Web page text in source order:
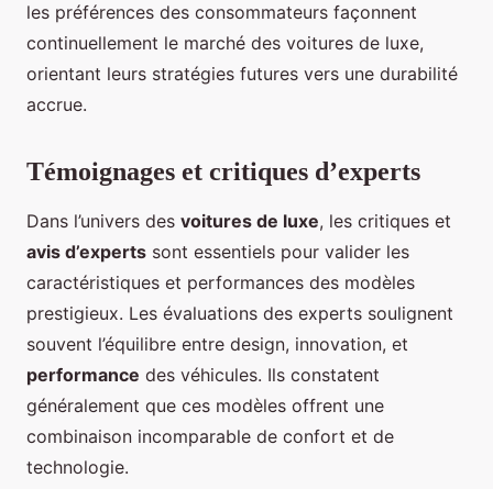
les préférences des consommateurs façonnent
continuellement le marché des voitures de luxe,
orientant leurs stratégies futures vers une durabilité
accrue.
Témoignages et critiques d’experts
Dans l’univers des voitures de luxe, les critiques et
avis d’experts sont essentiels pour valider les
caractéristiques et performances des modèles
prestigieux. Les évaluations des experts soulignent
souvent l’équilibre entre design, innovation, et
performance des véhicules. Ils constatent
généralement que ces modèles offrent une
combinaison incomparable de confort et de
technologie.